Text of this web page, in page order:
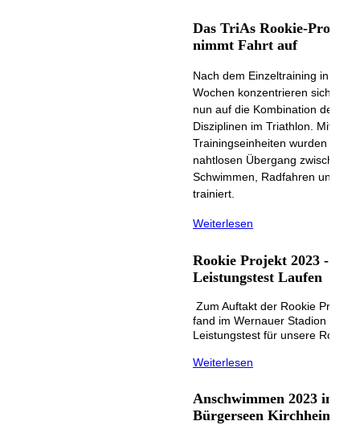
Das TriAs Rookie-Projekt
nimmt Fahrt auf
Nach dem Einzeltraining in den
Wochen konzentrieren sich die
nun auf die Kombination der
Disziplinen im Triathlon. Mit
Trainingseinheiten wurden der
nahtlosen Übergang zwischen
Schwimmen, Radfahren und
trainiert.
Weiterlesen
Rookie Projekt 2023 -
Leistungstest Laufen
Zum Auftakt der Rookie
fand im Wernauer Stadion ein
Leistungstest für unsere
Weiterlesen
Anschwimmen 2023 in den
Bürgerseen Kirchheim